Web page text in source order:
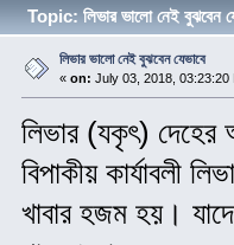
Topic: লিভার ভালো নেই
লিভার ভালো নেই বুঝবেন যেভাবে
« on: July 03, 2018, 03:23:20
লিভার (যকৃৎ)
বিপাকীয় কার্যাবলী
খাবার হজম হয়।